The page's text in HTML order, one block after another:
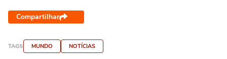
Compartilhar
TAGS MUNDO NOTÍCIAS